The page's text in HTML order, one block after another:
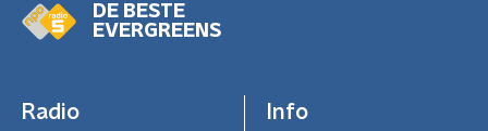
DE BESTE
EVERGREENS
Radio Info